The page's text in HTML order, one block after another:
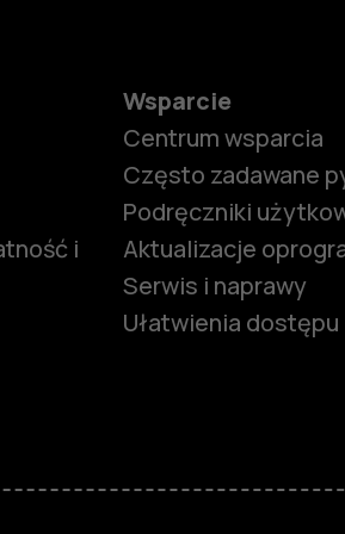
i
Wsparcie
Centrum wsparcia
Często zadawane
Podręczniki
Aktualizacje
Serwis i naprawy
Ułatwienia dostępu